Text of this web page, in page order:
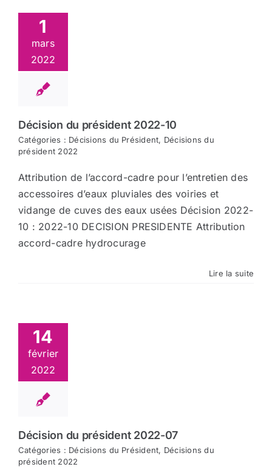
1
mars
2022
Décision du président 2022-10
Catégories : Décisions du Président, Décisions du
président 2022
Attribution de l’accord-cadre pour l’entretien des
accessoires d’eaux pluviales des voiries et
vidange de cuves des eaux usées Décision 2022-
10 : 2022-10 DECISION PRESIDENTE Attribution
accord-cadre hydrocurage
Lire la suite
14
février
2022
Décision du président 2022-07
Catégories : Décisions du Président, Décisions du
président 2022